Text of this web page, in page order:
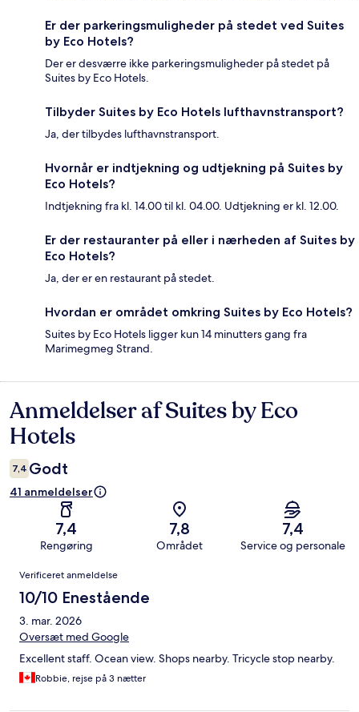
Er der parkeringsmuligheder på stedet ved Suites
by Eco Hotels?
Der er desværre ikke parkeringsmuligheder på stedet på
Suites by Eco Hotels.
Tilbyder Suites by Eco Hotels lufthavnstransport?
Ja, der tilbydes lufthavnstransport.
Hvornår er indtjekning og udtjekning på Suites by
Eco Hotels?
Indtjekning fra kl. 14.00 til kl. 04.00. Udtjekning er kl. 12.00.
Er der restauranter på eller i nærheden af Suites by
Eco Hotels?
Ja, der er en restaurant på stedet.
Hvordan er området omkring Suites by Eco Hotels?
Suites by Eco Hotels ligger kun 14 minutters gang fra
Marimegmeg Strand.
Anmeldelser
Anmeldelser af Suites by Eco
Hotels
7,4 Godt
41 anmeldelser
7,4
Rengøring
7,8
Området
7,4
Service og personale
Anmeldelser
Verificeret anmeldelse
10/10 Enestående
3. mar. 2026
Oversæt med Google
Excellent staff. Ocean view. Shops nearby. Tricycle stop nearby.
Robbie, rejse på 3 nætter